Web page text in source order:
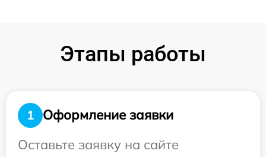
Этапы работы
1
Оформление заявки
Оставьте заявку на сайте